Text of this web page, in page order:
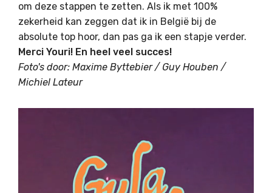
om deze stappen te zetten. Als ik met 100%
zekerheid kan zeggen dat ik in België bij de
absolute top hoor, dan pas ga ik een stapje verder.
Merci Youri! En heel veel succes!
Foto's door: Maxime Byttebier / Guy Houben /
Michiel Lateur